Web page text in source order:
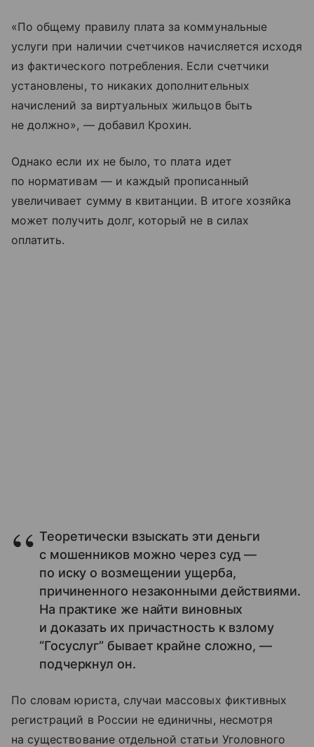
«По общему правилу плата за коммунальные
услуги при наличии счетчиков начисляется исходя
из фактического потребления. Если счетчики
установлены, то никаких дополнительных
начислений за виртуальных жильцов быть
не должно», — добавил Крохин.
Однако если их не было, то плата идет
по нормативам — и каждый прописанный
увеличивает сумму в квитанции. В итоге хозяйка
может получить долг, который не в силах
оплатить.
Теоретически взыскать эти деньги
с мошенников можно через суд —
по иску о возмещении ущерба,
причиненного незаконными действиями.
На практике же найти виновных
и доказать их причастность к взлому
“Госуслуг” бывает крайне сложно, —
подчеркнул он.
По словам юриста, случаи массовых фиктивных
регистраций в России не единичны, несмотря
на существование отдельной статьи Уголовного